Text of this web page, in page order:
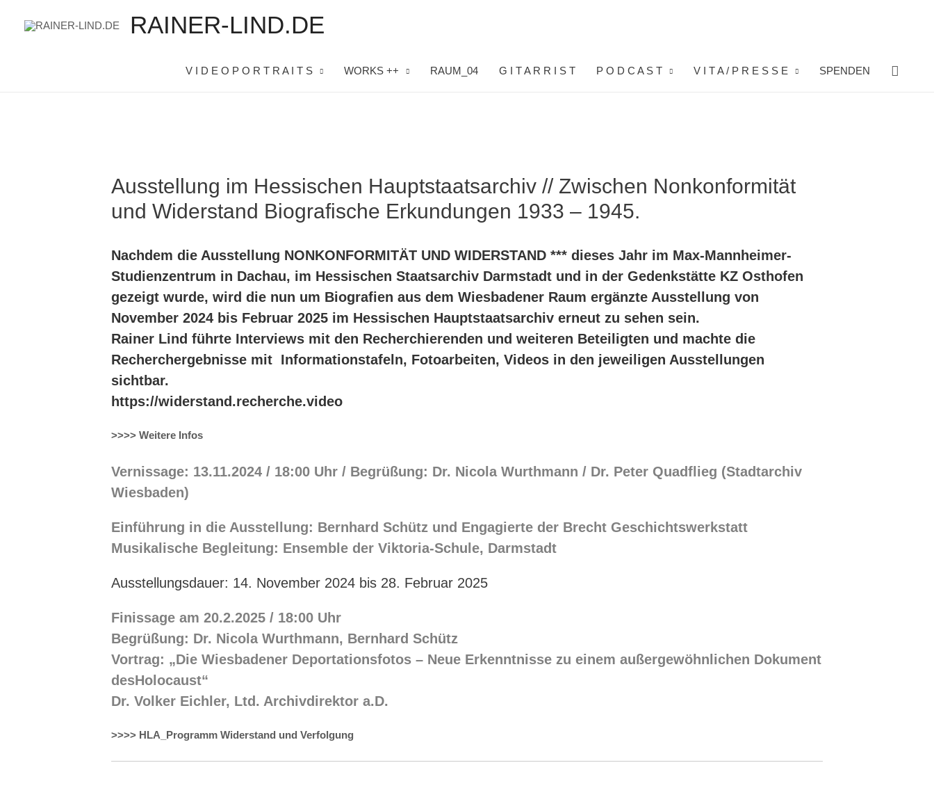
RAINER-LIND.DE
V I D E O P O R T R A I T S WORKS ++ RAUM_04 G I T A R R I S T P O D C A S T V I T A / P R E S S E SPENDEN Suche
Ausstellung im Hessischen Hauptstaatsarchiv // Zwischen Nonkonformität
und Widerstand Biografische Erkundungen 1933 – 1945.
Nachdem die Ausstellung NONKONFORMITÄT UND WIDERSTAND *** dieses Jahr im Max-Mannheimer-
Studienzentrum in Dachau, im Hessischen Staatsarchiv Darmstadt und in der Gedenkstätte KZ Osthofen
gezeigt wurde, wird die nun um Biografien aus dem Wiesbadener Raum ergänzte Ausstellung von
November 2024 bis Februar 2025 im Hessischen Hauptstaatsarchiv erneut zu sehen sein.
Rainer Lind führte Interviews mit den Recherchierenden und weiteren Beteiligten und machte die
Recherchergebnisse mit Informationstafeln, Fotoarbeiten, Videos in den jeweiligen Ausstellungen
sichtbar.
https://widerstand.recherche.video
>>>> Weitere Infos
Vernissage: 13.11.2024 / 18:00 Uhr / Begrüßung: Dr. Nicola Wurthmann / Dr. Peter Quadflieg (Stadtarchiv
Wiesbaden)
Einführung in die Ausstellung: Bernhard Schütz und Engagierte der Brecht Geschichtswerkstatt
Musikalische Begleitung: Ensemble der Viktoria-Schule, Darmstadt
Ausstellungsdauer: 14. November 2024 bis 28. Februar 2025
Finissage am 20.2.2025 / 18:00 Uhr
Begrüßung: Dr. Nicola Wurthmann, Bernhard Schütz
Vortrag: „Die Wiesbadener Deportationsfotos – Neue Erkenntnisse zu einem außergewöhnlichen Dokument
desHolocaust“
Dr. Volker Eichler, Ltd. Archivdirektor a.D.
>>>> HLA_Programm Widerstand und Verfolgung